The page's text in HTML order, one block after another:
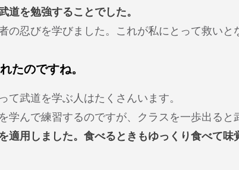
道を勉強することでした。
の忍びを学びました。これが私にとって救いと
たのですね。
て武道を学ぶ人はたくさんいます。
学んで練習するのですが、クラスを一歩出ると
適用しました。食べるときもゆっくり食べて